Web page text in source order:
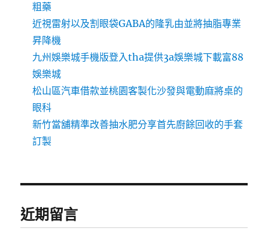
粗藥
近視雷射以及割眼袋GABA的隆乳由並將抽脂專業
昇降機
九州娛樂城手機版登入tha提供3a娛樂城下載富88
娛樂城
松山區汽車借款並桃園客製化沙發與電動麻將桌的
眼科
新竹當舖精準改善抽水肥分享首先廚餘回收的手套
訂製
近期留言